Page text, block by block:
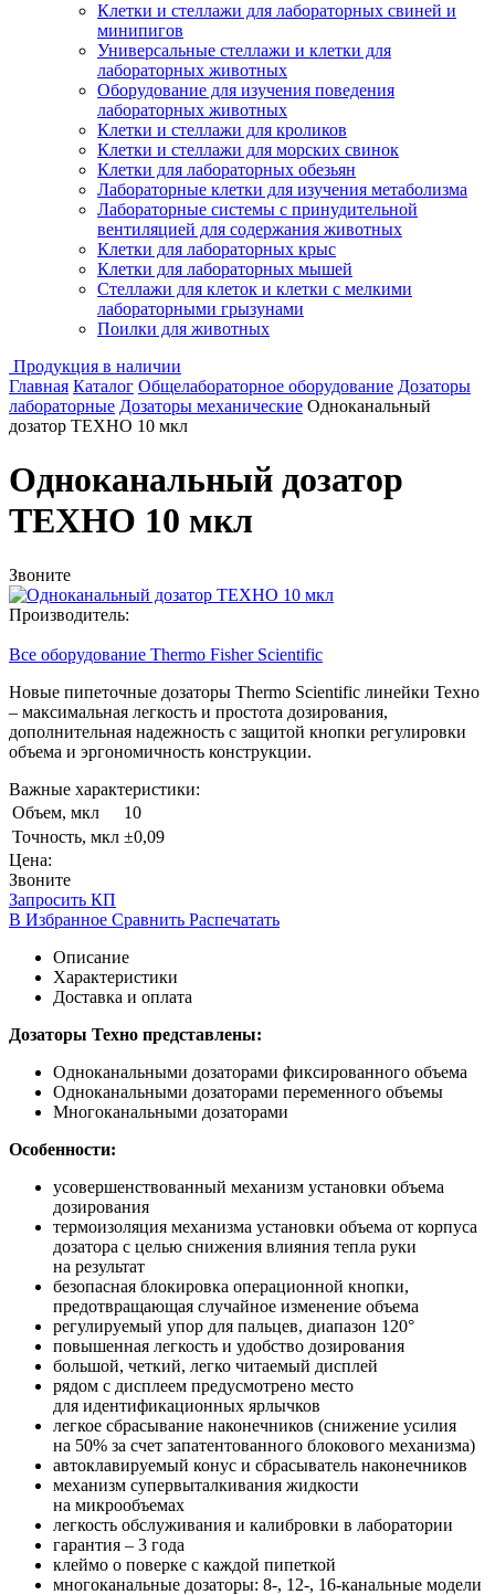
Клетки и стеллажи для лабораторных свиней и
минипигов
Универсальные стеллажи и клетки для
лабораторных животных
Оборудование для изучения поведения
лабораторных животных
Клетки и стеллажи для кроликов
Клетки и стеллажи для морских свинок
Клетки для лабораторных обезьян
Лабораторные клетки для изучения метаболизма
Лабораторные системы с принудительной
вентиляцией для содержания животных
Клетки для лабораторных крыс
Клетки для лабораторных мышей
Стеллажи для клеток и клетки с мелкими
лабораторными грызунами
Поилки для животных
Продукция в наличии
Главная Каталог Общелабораторное оборудование Дозаторы
лабораторные Дозаторы механические Одноканальный
дозатор ТЕХНО 10 мкл
Одноканальный дозатор
ТЕХНО 10 мкл
Звоните
Производитель:
Все оборудование Thermo Fisher Scientific
Новые пипеточные дозаторы Thermo Scientific линейки Техно
– максимальная легкость и простота дозирования,
дополнительная надежность с защитой кнопки регулировки
объема и эргономичность конструкции.
Важные характеристики:
Объем, мкл
10
Точность, мкл ±0,09
Цена:
Звоните
Запросить КП
В Избранное Сравнить Распечатать
Описание
Характеристики
Доставка и оплата
Дозаторы Техно представлены:
Одноканальными дозаторами фиксированного объема
Одноканальными дозаторами переменного объемы
Многоканальными дозаторами
Особенности:
усовершенствованный механизм установки объема
дозирования
термоизоляция механизма установки объема от корпуса
дозатора с целью снижения влияния тепла руки
на результат
безопасная блокировка операционной кнопки,
предотвращающая случайное изменение объема
регулируемый упор для пальцев, диапазон 120°
повышенная легкость и удобство дозирования
большой, четкий, легко читаемый дисплей
рядом с дисплеем предусмотрено место
для идентификационных ярлычков
легкое сбрасывание наконечников (снижение усилия
на 50% за счет запатентованного блокового механизма)
автоклавируемый конус и сбрасыватель наконечников
механизм супервыталкивания жидкости
на микрообъемах
легкость обслуживания и калибровки в лаборатории
гарантия – 3 года
клеймо о поверке с каждой пипеткой
многоканальные дозаторы: 8-, 12-, 16-канальные модели